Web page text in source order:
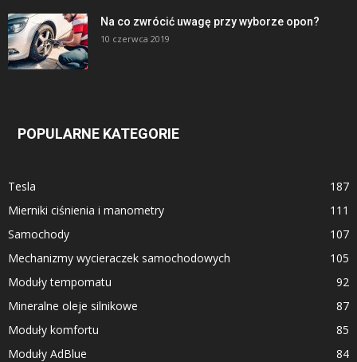
Na co zwrócić uwagę przy wyborze opon?
10 czerwca 2019
POPULARNE KATEGORIE
Tesla
187
Mierniki ciśnienia i manometry
111
Samochody
107
Mechanizmy wycieraczek samochodowych
105
Moduły tempomatu
92
Mineralne oleje silnikowe
87
Moduły komfortu
85
Moduły AdBlue
84